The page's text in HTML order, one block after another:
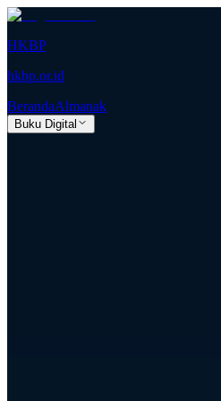
HKBP
hkbp.or.id
BerandaAlmanak
Buku Digital